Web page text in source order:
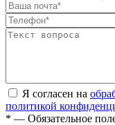
Я согласен на
политикой
* — Обязательное